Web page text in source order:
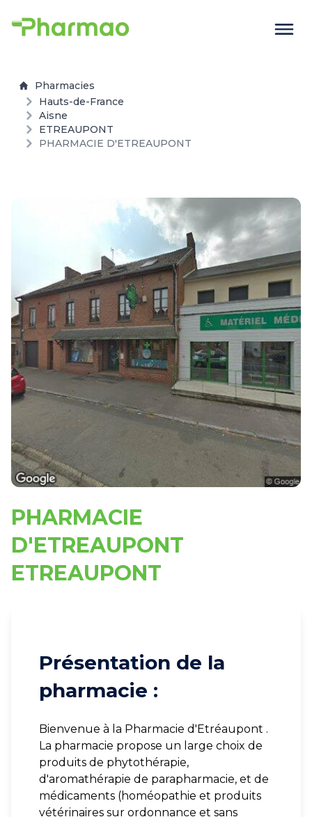
Pharmacies
Hauts-de-France
Aisne
ETREAUPONT
PHARMACIE D'ETREAUPONT
PHARMACIE
D'ETREAUPONT
ETREAUPONT
Présentation de la
pharmacie :
Bienvenue à la Pharmacie d'Etréaupont .
La pharmacie propose un large choix de
produits de phytothérapie,
d'aromathérapie de parapharmacie, et de
médicaments (homéopathie et produits
vétérinaires sur ordonnance et sans